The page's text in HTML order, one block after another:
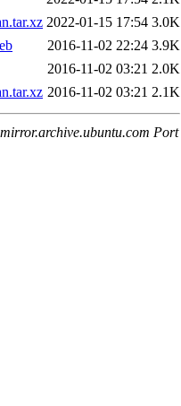
2022-01-15 17:54 3.0K
2016-11-02 22:24 3.9K
2016-11-02 03:21 2.0K
2016-11-02 03:21 2.1K
Port